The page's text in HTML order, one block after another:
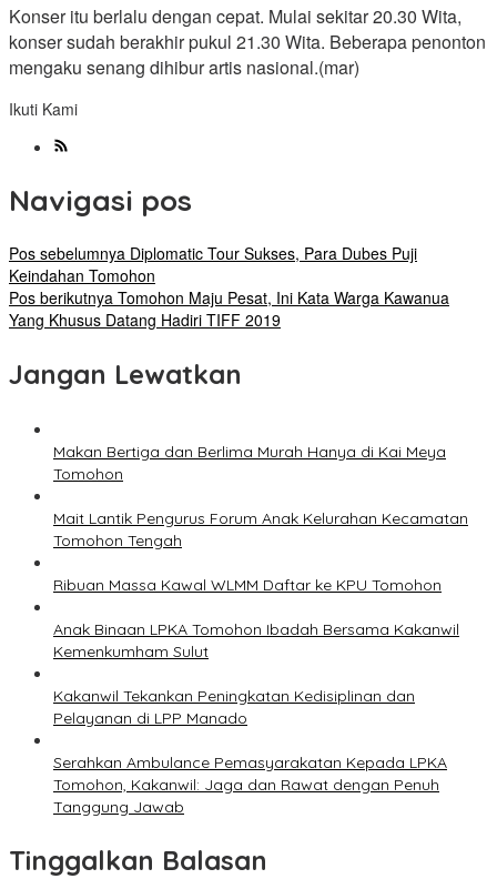
Konser itu berlalu dengan cepat. Mulai sekitar 20.30 Wita,
konser sudah berakhir pukul 21.30 Wita. Beberapa penonton
mengaku senang dihibur artis nasional.(mar)
Ikuti Kami
Navigasi pos
Pos sebelumnya Diplomatic Tour Sukses, Para Dubes Puji
Keindahan Tomohon
Pos berikutnya Tomohon Maju Pesat, Ini Kata Warga Kawanua
Yang Khusus Datang Hadiri TIFF 2019
Jangan Lewatkan
Makan Bertiga dan Berlima Murah Hanya di Kai Meya
Tomohon
Mait Lantik Pengurus Forum Anak Kelurahan Kecamatan
Tomohon Tengah
Ribuan Massa Kawal WLMM Daftar ke KPU Tomohon
Anak Binaan LPKA Tomohon Ibadah Bersama Kakanwil
Kemenkumham Sulut
Kakanwil Tekankan Peningkatan Kedisiplinan dan
Pelayanan di LPP Manado
Serahkan Ambulance Pemasyarakatan Kepada LPKA
Tomohon, Kakanwil: Jaga dan Rawat dengan Penuh
Tanggung Jawab
Tinggalkan Balasan